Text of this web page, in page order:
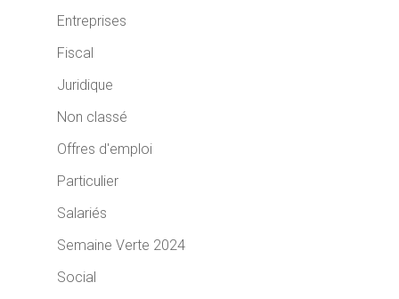
Entreprises
Fiscal
Juridique
Non classé
Offres d'emploi
Particulier
Salariés
Semaine Verte 2024
Social